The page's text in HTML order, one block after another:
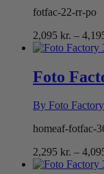
fotfac-22-rr-po
2,095 kr. –
Foto
By Foto Factory
homeaf-fotfac-
2,295 kr. –